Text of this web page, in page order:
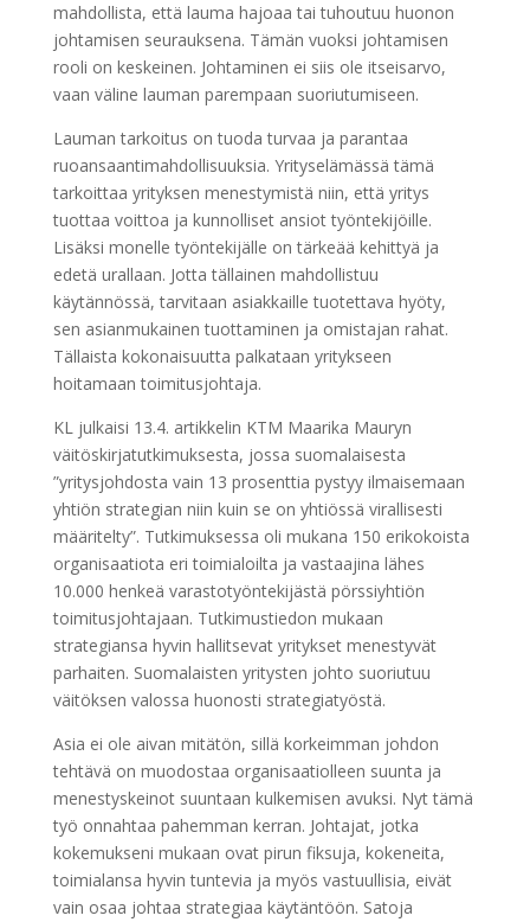
mahdollista, että lauma hajoaa tai tuhoutuu huonon
johtamisen seurauksena. Tämän vuoksi johtamisen
rooli on keskeinen. Johtaminen ei siis ole itseisarvo,
vaan väline lauman parempaan suoriutumiseen.
Lauman tarkoitus on tuoda turvaa ja parantaa
ruoansaantimahdollisuuksia. Yrityselämässä tämä
tarkoittaa yrityksen menestymistä niin, että yritys
tuottaa voittoa ja kunnolliset ansiot työntekijöille.
Lisäksi monelle työntekijälle on tärkeää kehittyä ja
edetä urallaan. Jotta tällainen mahdollistuu
käytännössä, tarvitaan asiakkaille tuotettava hyöty,
sen asianmukainen tuottaminen ja omistajan rahat.
Tällaista kokonaisuutta palkataan yritykseen
hoitamaan toimitusjohtaja.
KL julkaisi 13.4. artikkelin KTM Maarika Mauryn
väitöskirjatutkimuksesta, jossa suomalaisesta
”yritysjohdosta vain 13 prosenttia pystyy ilmaisemaan
yhtiön strategian niin kuin se on yhtiössä virallisesti
määritelty”. Tutkimuksessa oli mukana 150 erikokoista
organisaatiota eri toimialoilta ja vastaajina lähes
10.000 henkeä varastotyöntekijästä pörssiyhtiön
toimitusjohtajaan. Tutkimustiedon mukaan
strategiansa hyvin hallitsevat yritykset menestyvät
parhaiten. Suomalaisten yritysten johto suoriutuu
väitöksen valossa huonosti strategiatyöstä.
Asia ei ole aivan mitätön, sillä korkeimman johdon
tehtävä on muodostaa organisaatiolleen suunta ja
menestyskeinot suuntaan kulkemisen avuksi. Nyt tämä
työ onnahtaa pahemman kerran. Johtajat, jotka
kokemukseni mukaan ovat pirun fiksuja, kokeneita,
toimialansa hyvin tuntevia ja myös vastuullisia, eivät
vain osaa johtaa strategiaa käytäntöön. Satoja